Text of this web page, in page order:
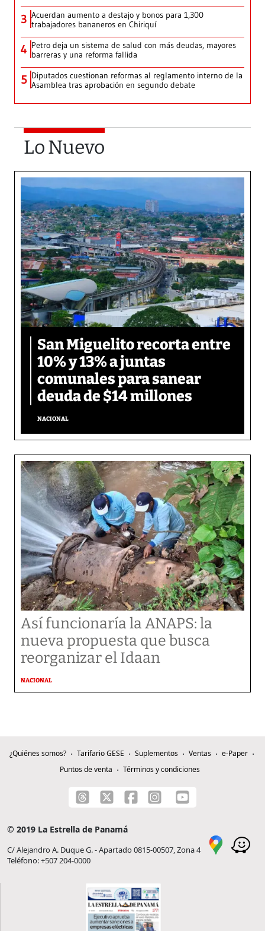
3 Acuerdan aumento a destajo y bonos para 1,300
trabajadores bananeros en Chiriquí
4 Petro deja un sistema de salud con más deudas, mayores
barreras y una reforma fallida
5 Diputados cuestionan reformas al reglamento interno de la
Asamblea tras aprobación en segundo debate
Lo Nuevo
San Miguelito recorta entre
10% y 13% a juntas
comunales para sanear
deuda de $14 millones
NACIONAL
Así funcionaría la ANAPS: la
nueva propuesta que busca
reorganizar el Idaan
NACIONAL
¿Quiénes somos? Tarifario GESE Suplementos Ventas
e-Paper
Puntos de venta
Términos y condiciones
© 2019 La Estrella de Panamá
C/ Alejandro A. Duque G. - Apartado 0815-00507, Zona 4
Teléfono: +507 204-0000